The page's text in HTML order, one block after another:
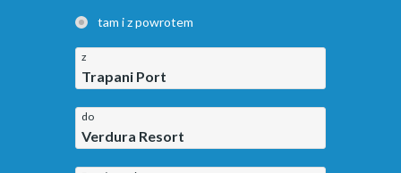
tam i z powrotem
z
Trapani Port
do
Verdura Resort